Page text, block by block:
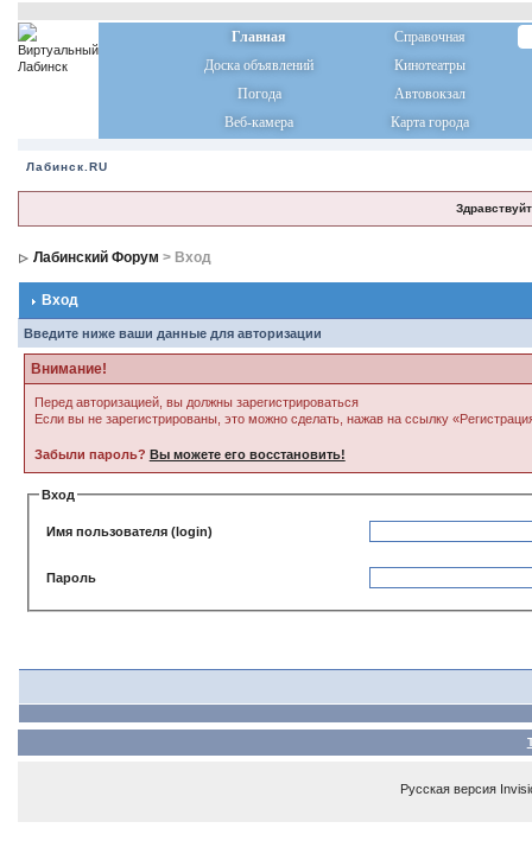
Главная
Справочная
Доска объявлений
Кинотеатры
Погода
Автовокзал
Веб-камера
Карта города
Лабинск.RU
Лабинский Форум > Вход
Вход
Введите ниже ваши данные для авторизации
Внимание!
Перед авторизацией, вы должны зарегистрироваться
Если вы не зарегистрированы, это можно сделать, нажав на ссылку
Забыли пароль? Вы можете его восстановить!
Вход
Имя пользователя (login)
Пароль
Русская версия